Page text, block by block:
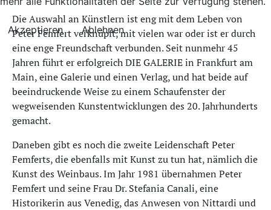
Die Auswahl an Künstlern ist eng mit dem Leben von
Peter Femfert verknüpft, mit vielen war oder ist er durch
eine enge Freundschaft verbunden. Seit nunmehr 45
Jahren führt er erfolgreich DIE GALERIE in Frankfurt am
Main, eine Galerie und einen Verlag, und hat beide auf
beeindruckende Weise zu einem Schaufenster der
wegweisenden Kunstentwicklungen des 20. Jahrhunderts
gemacht.
Daneben gibt es noch die zweite Leidenschaft Peter
Femferts, die ebenfalls mit Kunst zu tun hat, nämlich die
Kunst des Weinbaus. Im Jahr 1981 übernahmen Peter
Femfert und seine Frau Dr. Stefania Canali, eine
Historikerin aus Venedig, das Anwesen von Nittardi und
Akzeptieren Ablehnen